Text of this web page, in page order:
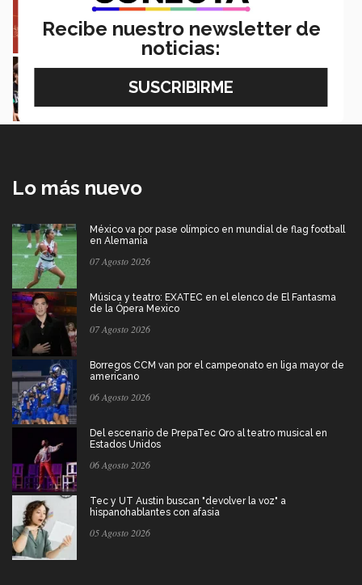
Erasmus Mundus LIVE
Natalia Croda
Juan José Flores Nava
Lo más nuevo
México va por pase olímpico en mundial de flag football
en Alemania
07 Agosto 2026
Música y teatro: EXATEC en el elenco de El Fantasma
de la Ópera Mexico
07 Agosto 2026
Borregos CCM van por el campeonato en liga mayor de
americano
06 Agosto 2026
Del escenario de PrepaTec Qro al teatro musical en
Estados Unidos
06 Agosto 2026
Tec y UT Austin buscan "devolver la voz" a
hispanohablantes con afasia
05 Agosto 2026
Recibe nuestro newsletter de
noticias: